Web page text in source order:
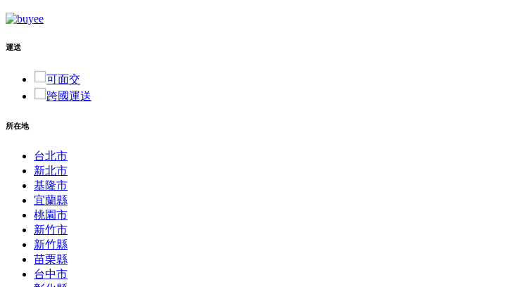
運送
可面交
跨國運送
所在地
台北市
新北市
基隆市
宜蘭縣
桃園市
新竹市
新竹縣
苗栗縣
台中市